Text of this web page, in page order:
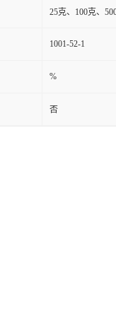
25克、100克、
1001-52-1
%
否